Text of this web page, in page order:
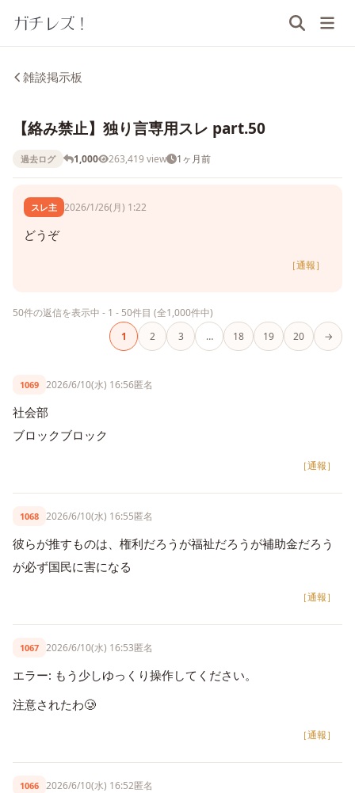
ガチレズ！
雑談掲示板
【絡み禁止】独り言専用スレ part.50
過去ログ 1,000 263,419 view 1ヶ月前
スレ主 2026/1/26(月) 1:22
どうぞ
［通報］
50件の返信を表示中 - 1 - 50件目 (全1,000件中)
1
2 3 … 18 19 20 →
1069 2026/6/10(水) 16:56匿名
社会部
ブロックブロック
［通報］
1068 2026/6/10(水) 16:55匿名
彼らが推すものは、権利だろうが福祉だろうが補助金だろう
が必ず国民に害になる
［通報］
1067 2026/6/10(水) 16:53匿名
エラー: もう少しゆっくり操作してください。
注意されたわ🥲
［通報］
1066 2026/6/10(水) 16:52匿名